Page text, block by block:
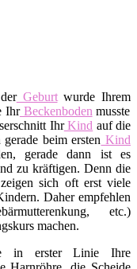
Geburtwurde Ihrem
IhrBeckenboden musste
IhrKind auf die
beim ersten Kind
gerade dann ist es
zu kräftigen. Denn die
sich oft erst viele
Daher empfehlen
etc.)
machen.
in erster Linie Ihre